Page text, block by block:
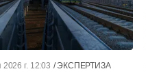
г. 12:03 ЭКСПЕРТИЗА